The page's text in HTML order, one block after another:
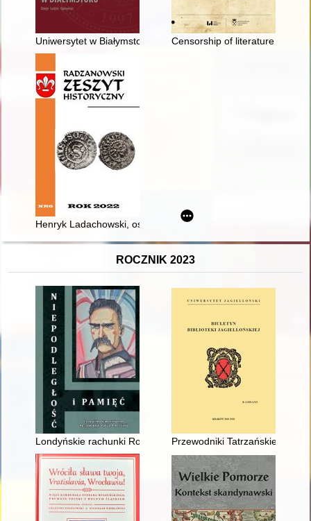
Uniwersytet w Białymstoku : dzieje, ludzie, opowieści
Censorship of literature in
Henryk Ladachowski, ostatni burmistrz Radzanowa (1863-
ROCZNIK 2023
Londyńskie rachunki Romana Dmowskiego z lat 1915-1917
Przewodniki Tatrzańskie